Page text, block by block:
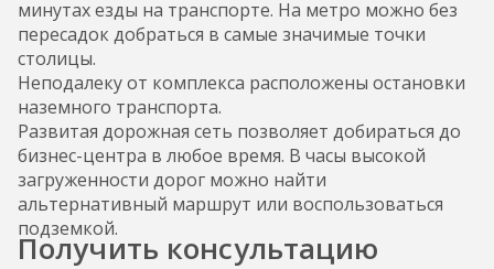
минутах езды на транспорте. На метро можно без
пересадок добраться в самые значимые точки
столицы.
Неподалеку от комплекса расположены остановки
наземного транспорта.
Развитая дорожная сеть позволяет добираться до
бизнес-центра в любое время. В часы высокой
загруженности дорог можно найти
альтернативный маршрут или воспользоваться
подземкой.
Получить консультацию